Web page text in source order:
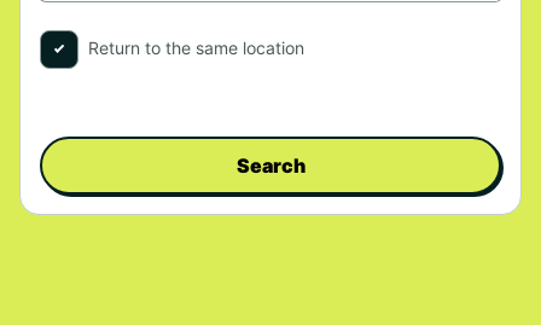
Return to the same location
Search